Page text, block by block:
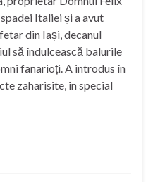
Italiei și a avut
din Iași, decanul
să îndulcească balurile
fanarioți. A introdus în
zaharisite, în special